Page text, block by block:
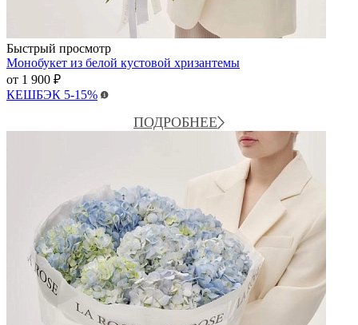
Быстрый просмотр
Монобукет из белой кустовой хризантемы
от 1 900 ₽
КЕШБЭК 5-15%
ПОДРОБНЕЕ